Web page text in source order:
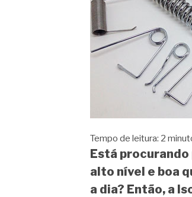
Tempo de leitura: 2
Está procurando
alto nível e boa
a dia? Então, a